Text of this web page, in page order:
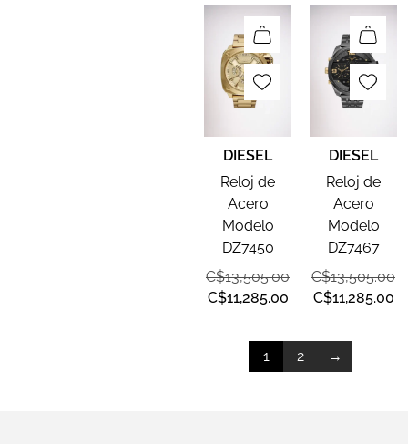
DIESEL
Reloj de
Acero
Modelo
DZ7450
C$13,505.00
C$11,285.00
DIESEL
Reloj de
Acero
Modelo
DZ7467
C$13,505.00
C$11,285.00
1 2 →